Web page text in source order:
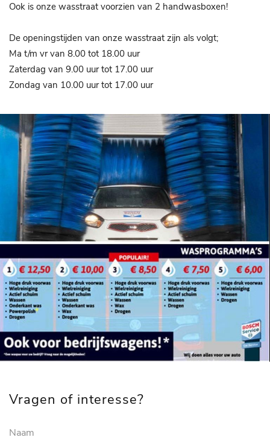
Ook is onze wasstraat voorzien van 2 handwasboxen!
De openingstijden van onze wasstraat zijn als volgt;
Ma t/m vr van 8.00 tot 18.00 uur
Zaterdag van 9.00 uur tot 17.00 uur
Zondag van 10.00 uur tot 17.00 uur
Vragen of interesse?